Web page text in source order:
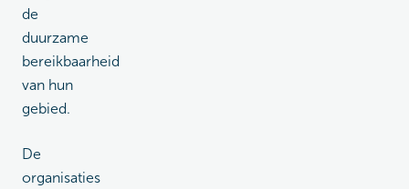
de
duurzame
bereikbaarheid
van hun
gebied.
De
organisaties